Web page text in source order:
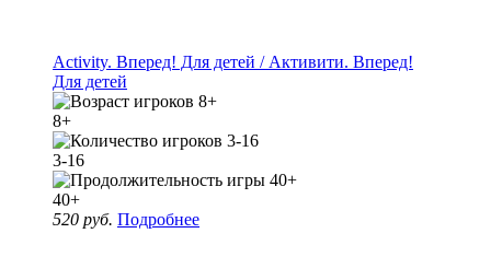
Activity. Вперед! Для детей / Активити. Вперед!
Для детей
8+
3-16
40+
520 руб. Подробнее